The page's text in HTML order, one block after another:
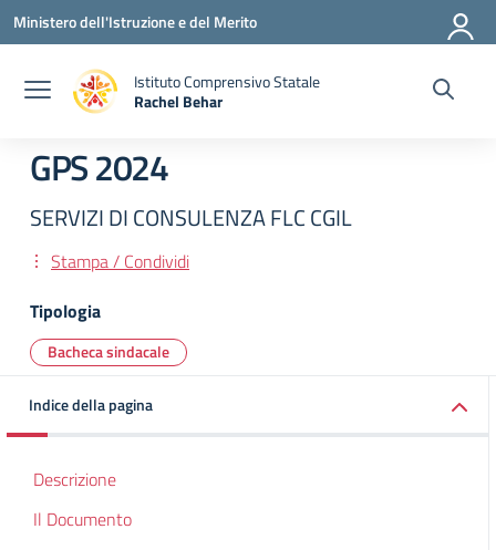
Vai ai contenuti
Vai al menu di navigazione
Vai al footer
Ministero dell'Istruzione e del Merito
Istituto Comprensivo Statale
Rachel Behar
GPS 2024
SERVIZI DI CONSULENZA FLC CGIL
Stampa / Condividi
Tipologia
Bacheca sindacale
Indice della pagina
Descrizione
Il Documento